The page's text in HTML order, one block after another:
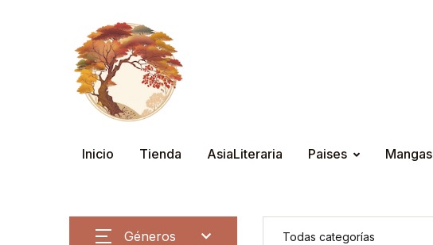
Inicio Tienda AsiaLiteraria Paises Mangas
Géneros